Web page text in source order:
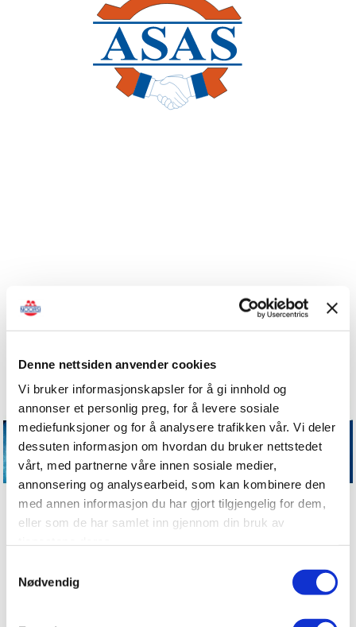
Denne nettsiden anvender cookies
Vi bruker informasjonskapsler for å gi innhold og
annonser et personlig preg, for å levere sosiale
mediefunksjoner og for å analysere trafikken vår. Vi deler
dessuten informasjon om hvordan du bruker nettstedet
vårt, med partnerne våre innen sosiale medier,
annonsering og analysearbeid, som kan kombinere den
med annen informasjon du har gjort tilgjengelig for dem,
eller som de har samlet inn gjennom din bruk av
Nødvendig